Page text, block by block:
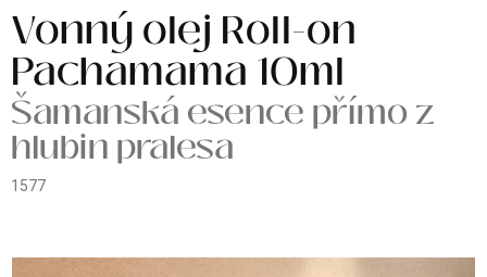
Vonný olej Roll-on
Pachamama 10ml
Šamanská esence přímo z
hlubin pralesa
1577